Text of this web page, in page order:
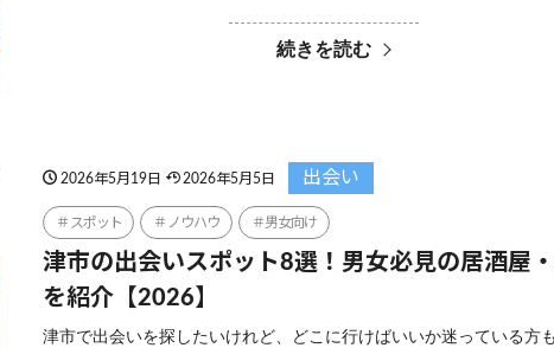
続きを読む
2026年5月19日 2026年5月5日 出会い
スポット ノウハウ 男女向け
津市の出会いスポット8選！男女必見の居酒屋
を紹介【2026】
津市で出会いを探したいけれど、どこに行けばいいか迷っている方